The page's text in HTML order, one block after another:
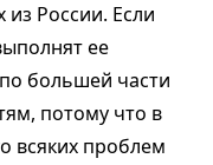
России. Если
ее
большей части
потому что в
всяких проблем